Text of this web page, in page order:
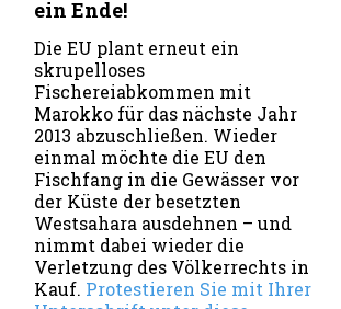
ein Ende!
Die EU plant erneut ein
skrupelloses
Fischereiabkommen mit
Marokko für das nächste Jahr
2013 abzuschließen. Wieder
einmal möchte die EU den
Fischfang in die Gewässer vor
der Küste der besetzten
Westsahara ausdehnen – und
nimmt dabei wieder die
Verletzung des Völkerrechts in
Kauf. Protestieren Sie mit Ihrer